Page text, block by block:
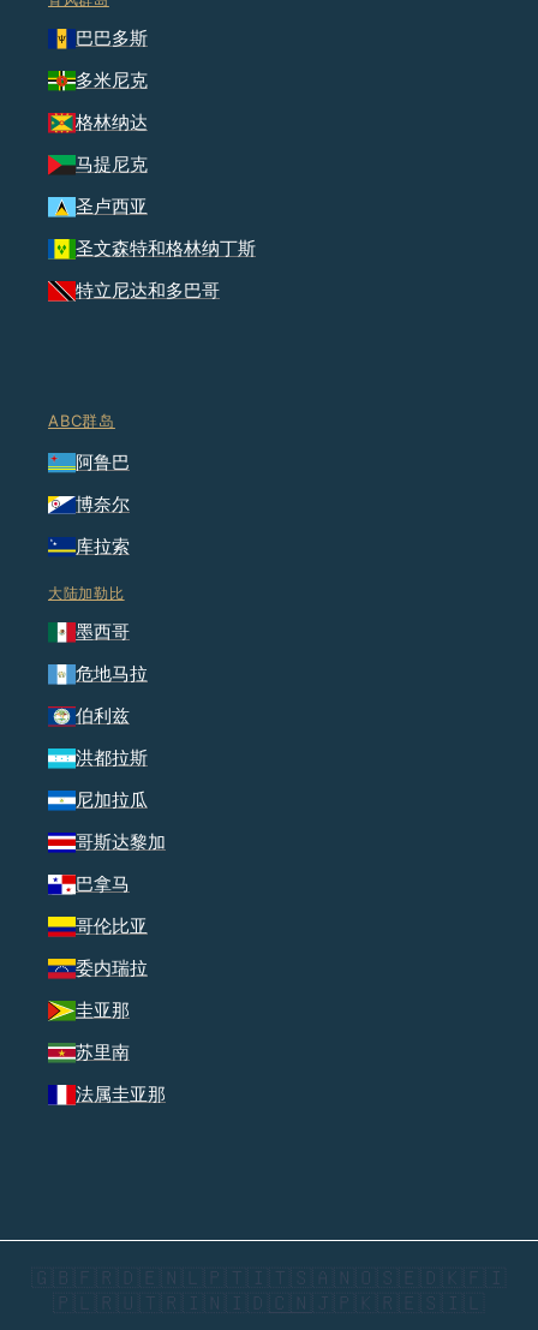
巴巴多斯
多米尼克
格林纳达
马提尼克
圣卢西亚
圣文森特和格林纳丁斯
特立尼达和多巴哥
ABC群岛
阿鲁巴
博奈尔
库拉索
大陆加勒比
墨西哥
危地马拉
伯利兹
洪都拉斯
尼加拉瓜
哥斯达黎加
巴拿马
哥伦比亚
委内瑞拉
圭亚那
苏里南
法属圭亚那
🇬🇧 🇫🇷 🇩🇪 🇳🇱 🇵🇹 🇮🇹 🇸🇦 🇳🇴 🇸🇪 🇩🇰 🇫🇮
🇵🇱 🇷🇺 🇹🇷 🇮🇳 🇮🇩 🇨🇳 🇯🇵 🇰🇷 🇪🇸 🇮🇱